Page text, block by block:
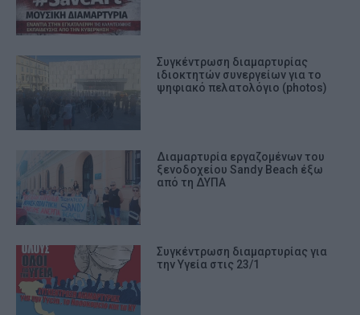
Συγκέντρωση διαμαρτυρίας
ιδιοκτητών συνεργείων για το
ψηφιακό πελατολόγιο (photos)
Διαμαρτυρία εργαζομένων του
ξενοδοχείου Sandy Beach έξω
από τη ΔΥΠΑ
Συγκέντρωση διαμαρτυρίας για
την Υγεία στις 23/1